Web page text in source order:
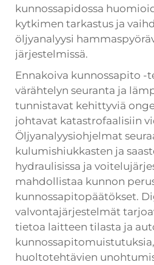
kunnossapidossa
kytkimen tarkastus ja
öljyanalyysi
järjestelmissä.
Ennakoiva kunnossapito -
värähtelyn seuranta ja
tunnistavat kehittyviä
johtavat katastrofaalisiin
Öljyanalyysiohjelmat
kulumishiukkasten ja
hydraulisissa ja
mahdollistaa kunnon
kunnossapitopäätökset.
valvontajärjestelmät
tietoa laitteen tilasta ja
huoltotehtävien